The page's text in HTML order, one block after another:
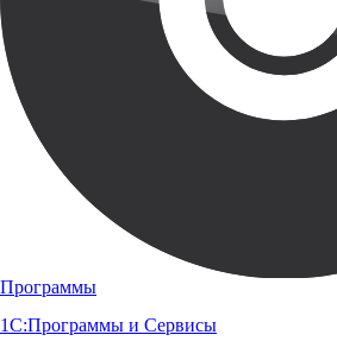
Программы
1С:Программы и Сервисы